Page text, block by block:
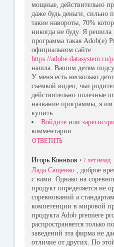
мощные, действительно
даже будь деньги,
такие навороты, 70%
никогда не буду. Я решила
программа такая Adob(e)
официальном сайте
https://adobe.datasystem.ru/
нашла. Вашим детям
У меня есть несколько
съемкой видео, чьи
действительно полезные
название программы, я им
купить
Войдите или
комментарии
ОТВЕТИТЬ
Игорь Конюхов • 7 лет назад
Лада Сащенко , доброе
с вами. Однако на
продукт определяется не
соревнований а
компетенции в мировой
продукта Adob premiere
распространяется только
заведений эта фирма не
отличие от других. По